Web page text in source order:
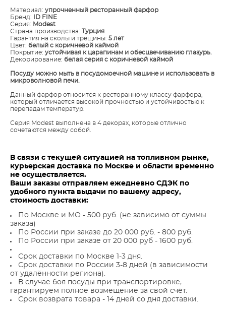
Материал: упрочненный ресторанный фарфор
Бренд:
ID FINE
Серия: Modest
Страна производства: Турция
Гарантия на сколы и трещины: 5 лет
Цвет: белый с коричневой каймой
Покрытие: устойчивая к царапинам и обесцвечиванию глазурь.
Декорирование: белая серия с коричневой каймой
​Посуду можно мыть в посудомоечной машине и использовать в
микроволновой печи.
Данный фарфор относится к ресторанному классу фарфора,
который отличается высокой прочностью и устойчивостью к
перепадам температур.
Серия Modest выполнена в 4 декорах, которые отлично
сочетаются между собой.
В связи с текущей ситуацией на топливном рынке,
курьерская доставка по Москве и области временно
не осуществляется.
Ваши заказы отправляем ежедневно СДЭК по
удобного пункта выдачи по вашему адресу,
стоимость доставки:
По Москве и МО - 500 руб. (не зависимо от суммы
заказа)
По России при заказе до 20 000 руб. - 800 руб.
По России при заказе от 20 000 руб - 1600 руб.
Срок доставки по Москве 1-3 дня.
Срок доставки по России 3-8 дней (в зависимости
от удалённости региона).
В случае боя посуды при транспортировке,
гарантируем полное возмещение за свой счёт.
Срок возврата товара - 14 дней со дня доставки.